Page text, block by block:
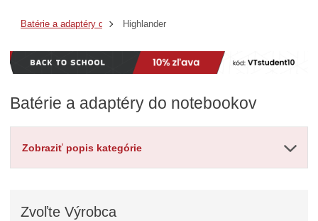
Batérie a adaptéry do notebookov
Highlander
Batérie a adaptéry do notebookov
Zobraziť popis kategórie
ZvoľteVýrobca